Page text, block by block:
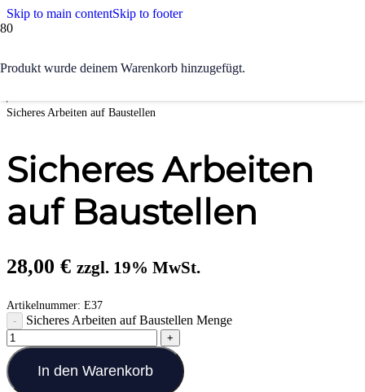
Skip to main contentSkip to footer
Produkt wurde deinem Warenkorb hinzugefügt.
/
/
Sicheres Arbeiten auf Baustellen
Sicheres Arbeiten
auf Baustellen
28,00 € zzgl. 19% MwSt.
Artikelnummer: E37
Sicheres Arbeiten auf Baustellen Menge
In den Warenkorb